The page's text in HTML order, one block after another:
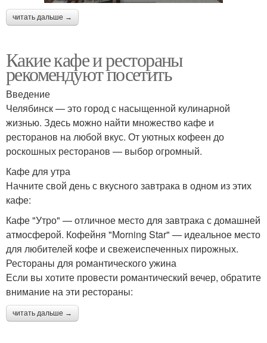
читать дальше →
Какие кафе и рестораны
рекомендуют посетить
Введение
Челябинск — это город с насыщенной кулинарной
жизнью. Здесь можно найти множество кафе и
ресторанов на любой вкус. От уютных кофеен до
роскошных ресторанов — выбор огромный.
Кафе для утра
Начните свой день с вкусного завтрака в одном из этих
кафе:
Кафе "Утро" — отличное место для завтрака с домашней
атмосферой. Кофейня "Мorning Star" — идеальное место
для любителей кофе и свежеиспеченных пирожных.
Рестораны для романтического ужина
Если вы хотите провести романтический вечер, обратите
внимание на эти рестораны:
читать дальше →